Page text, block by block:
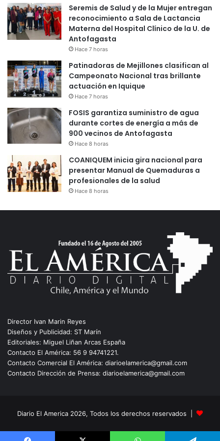
Seremis de Salud y de la Mujer entregan
reconocimiento a Sala de Lactancia
Materna del Hospital Clínico de la U. de
Antofagasta
Hace 7 horas
Patinadoras de Mejillones clasifican al
Campeonato Nacional tras brillante
actuación en Iquique
Hace 7 horas
FOSIS garantiza suministro de agua
durante cortes de energía a más de
900 vecinos de Antofagasta
Hace 8 horas
COANIQUEM inicia gira nacional para
presentar Manual de Quemaduras a
profesionales de la salud
Hace 8 horas
Director Ivan Marin Reyes
Diseños y Publicidad: ST Marín
Editoriales: Miguel Liñan Arcas España
Contacto El América: 56 9 94741221.
Contacto Comercial El América: diarioelamerica@gmail.com
Contacto Dirección de Prensa: diarioelamerica@gmail.com
Diario El America 2026, Todos los derechos reservados |